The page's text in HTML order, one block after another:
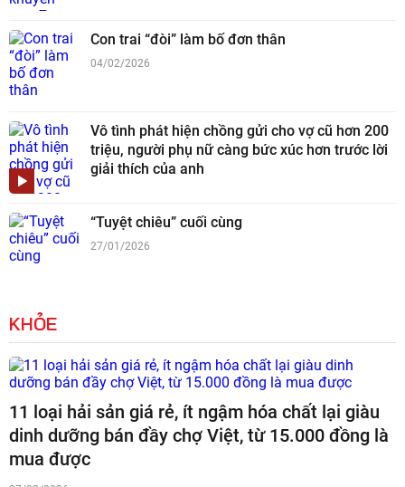
Con trai “đòi” làm bố đơn thân
04/02/2026
Vô tình phát hiện chồng gửi cho vợ cũ hơn 200
triệu, người phụ nữ càng bức xúc hơn trước lời
giải thích của anh
“Tuyệt chiêu” cuối cùng
27/01/2026
KHỎE
11 loại hải sản giá rẻ, ít ngậm hóa chất lại giàu
dinh dưỡng bán đầy chợ Việt, từ 15.000 đồng là
mua được